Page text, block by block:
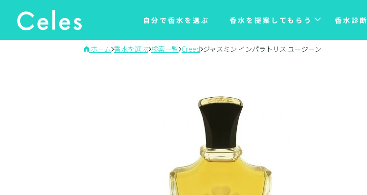
自分で香水を選ぶ 香水を提案してもらう 香水診断
ホーム 香水を選ぶ 検索一覧 Creed ジャスミン インパラトリス ユージーン